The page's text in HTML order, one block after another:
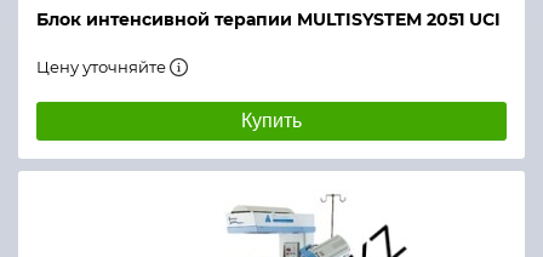
Блок интенсивной терапии MULTISYSTEM 2051 UCI
Цену уточняйте
Купить